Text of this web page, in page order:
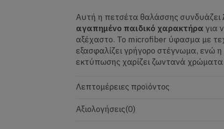
Αυτή η πετσέτα θαλάσσης συνδυάζει
αγαπημένο παιδικό χαρακτήρα για
αξέχαστο. Το microfiber ύφασμα με
εξασφαλίζει γρήγορο στέγνωμα, ενώ
εκτύπωσης χαρίζει ζωντανά χρώματα
Λεπτομέρειες προϊόντος
Αξιολογήσεις(0)